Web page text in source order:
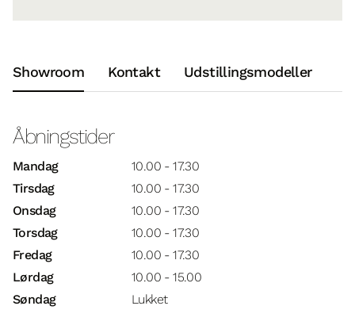
Showroom Kontakt Udstillingsmodeller
Åbningstider
Mandag
10.00 - 17.30
Tirsdag
10.00 - 17.30
Onsdag
10.00 - 17.30
Torsdag
10.00 - 17.30
Fredag
10.00 - 17.30
Lørdag
10.00 - 15.00
Søndag
Lukket